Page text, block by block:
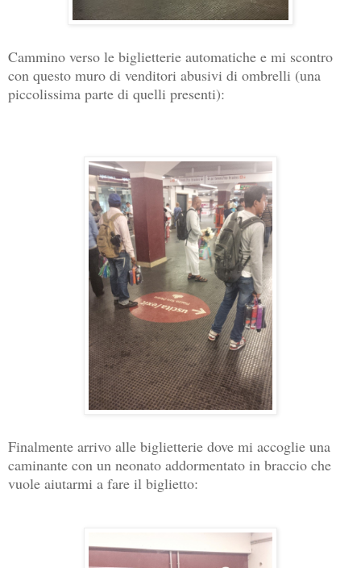
Cammino verso le biglietterie automatiche e mi scontro
con questo muro di venditori abusivi di ombrelli (una
piccolissima parte di quelli presenti):
Finalmente arrivo alle biglietterie dove mi accoglie una
caminante con un neonato addormentato in braccio che
vuole aiutarmi a fare il biglietto: